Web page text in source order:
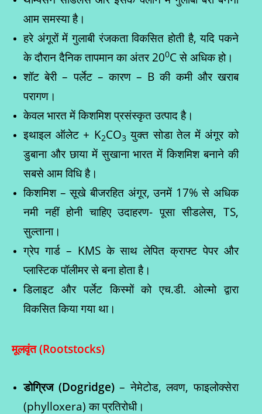
आम समस्या है।
हरे अंगूरों में गुलाबी रंजकता विकसित होती है, यदि पकने
के दौरान दैनिक तापमान का अंतर 200C से अधिक हो।
शॉट बेरी – पर्लेट – कारण – B की कमी और खराब
परागण।
केवल भारत में किशमिश प्रसंस्कृत उत्पाद है।
इथाइल ऑलेट + K2CO3 युक्त सोडा तेल में अंगूर को
डुबाना और छाया में सुखाना भारत में किशमिश बनाने की
सबसे आम विधि है।
किशमिश – सूखे बीजरहित अंगूर, उनमें 17% से अधिक
नमी नहीं होनी चाहिए उदाहरण- पूसा सीडलेस, TS,
सुल्ताना।
ग्रेप गार्ड – KMS के साथ लेपित क्राफ्ट पेपर और
प्लास्टिक पॉलीमर से बना होता है।
डिलाइट और पर्लेट किस्मों को एच.डी. ओल्मो द्वारा
विकसित किया गया था।
मूलवृंत (Rootstocks)
डोग्रिज (Dogridge)– नेमेटोड, लवण, फाइलोक्सेरा
(phylloxera) का प्रतिरोधी।